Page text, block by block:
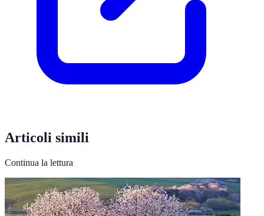
Articoli simili
Continua la lettura